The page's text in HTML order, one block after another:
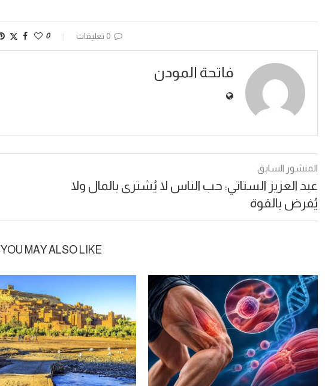
0 تعليقات 0
فاتحة المودن
المنشور السابق
عبد العزيز الستاتي: حب الناس لا يُشترى بالمال ولا
يُفرض بالقوة
YOU MAY ALSO LIKE